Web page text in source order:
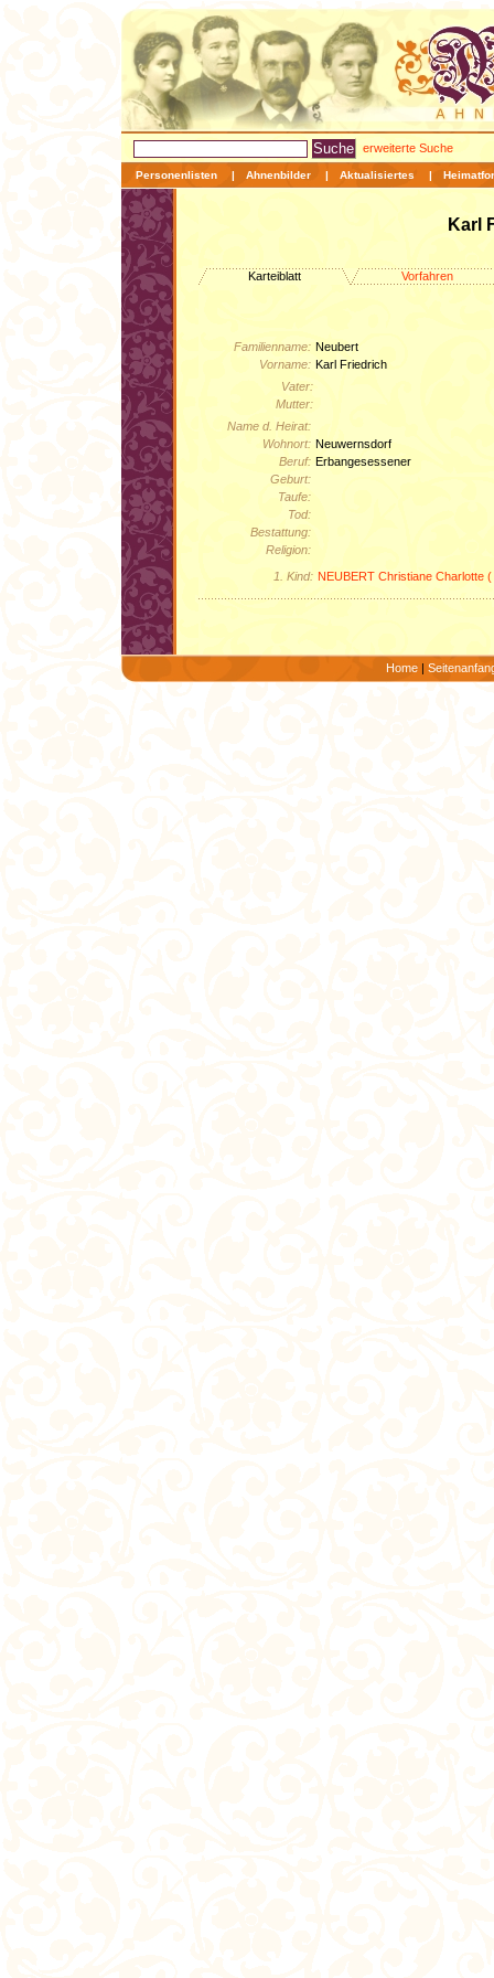
erweiterte Suche
Personenlisten | Ahnenbilder | Aktualisiertes |
Karl
Karteiblatt Vorfahren
Familienname: Neubert
Vorname: Karl Friedrich
Vater:
Mutter:
Name d. Heirat:
Wohnort: Neuwernsdorf
Beruf: Erbangesessener
Geburt:
Taufe:
Tod:
Bestattung:
Religion:
1. Kind: NEUBERT Christiane Charlotte
Home|